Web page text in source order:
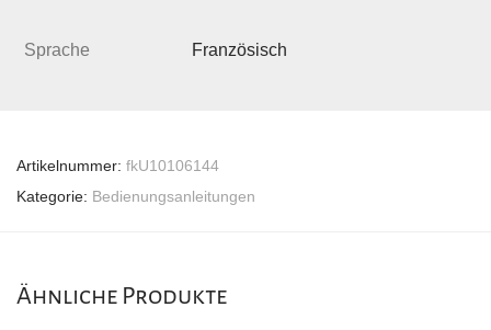
Sprache Französisch
Artikelnummer: fkU10106144
Kategorie: Bedienungsanleitungen
Ähnliche Produkte